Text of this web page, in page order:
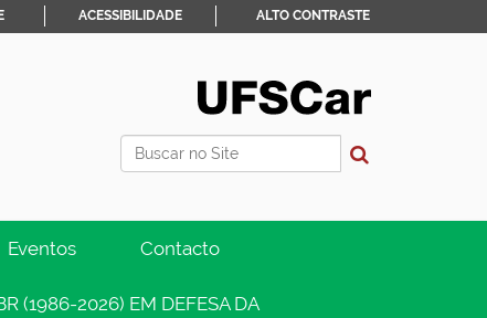
Busca
ACESSIBILIDADE ALTO CONTRASTE
Eventos Contacto
(1986-2026) EM DEFESA DA